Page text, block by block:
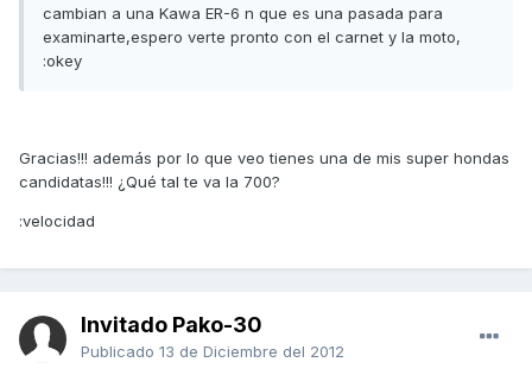
cambian a una Kawa ER-6 n que es una pasada para
examinarte,espero verte pronto con el carnet y la moto,
:okey
Gracias!!! además por lo que veo tienes una de mis super hondas
candidatas!!! ¿Qué tal te va la 700?
:velocidad
Invitado Pako-30
Publicado 13 de Diciembre del 2012